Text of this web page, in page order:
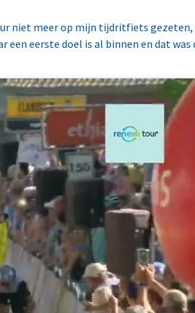
niet meer op mijn tijdritfiets gezeten,
eerste doel is al binnen en dat was